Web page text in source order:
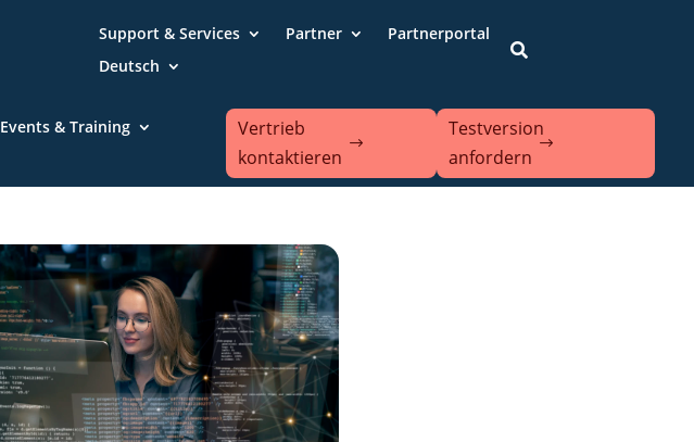
Support & Services Partner
Partnerportal
Deutsch

Events & Training
Vertrieb
kontaktieren
Testversion
anfordern